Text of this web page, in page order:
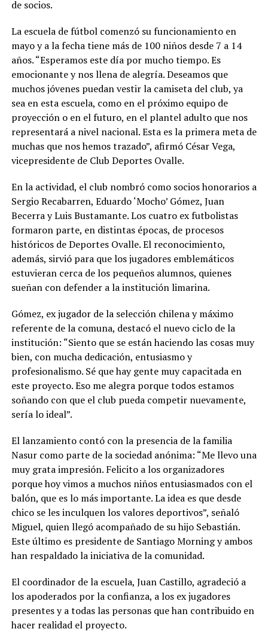
de socios.
La escuela de fútbol comenzó su funcionamiento en
mayo y a la fecha tiene más de 100 niños desde 7 a 14
años. “Esperamos este día por mucho tiempo. Es
emocionante y nos llena de alegría. Deseamos que
muchos jóvenes puedan vestir la camiseta del club, ya
sea en esta escuela, como en el próximo equipo de
proyección o en el futuro, en el plantel adulto que nos
representará a nivel nacional. Esta es la primera meta de
muchas que nos hemos trazado”, afirmó César Vega,
vicepresidente de Club Deportes Ovalle.
En la actividad, el club nombró como socios honorarios a
Sergio Recabarren, Eduardo ‘Mocho’ Gómez, Juan
Becerra y Luis Bustamante. Los cuatro ex futbolistas
formaron parte, en distintas épocas, de procesos
históricos de Deportes Ovalle. El reconocimiento,
además, sirvió para que los jugadores emblemáticos
estuvieran cerca de los pequeños alumnos, quienes
sueñan con defender a la institución limarina.
Gómez, ex jugador de la selección chilena y máximo
referente de la comuna, destacó el nuevo ciclo de la
institución: “Siento que se están haciendo las cosas muy
bien, con mucha dedicación, entusiasmo y
profesionalismo. Sé que hay gente muy capacitada en
este proyecto. Eso me alegra porque todos estamos
soñando con que el club pueda competir nuevamente,
sería lo ideal”.
El lanzamiento contó con la presencia de la familia
Nasur como parte de la sociedad anónima: “Me llevo una
muy grata impresión. Felicito a los organizadores
porque hoy vimos a muchos niños entusiasmados con el
balón, que es lo más importante. La idea es que desde
chico se les inculquen los valores deportivos”, señaló
Miguel, quien llegó acompañado de su hijo Sebastián.
Este último es presidente de Santiago Morning y ambos
han respaldado la iniciativa de la comunidad.
El coordinador de la escuela, Juan Castillo, agradeció a
los apoderados por la confianza, a los ex jugadores
presentes y a todas las personas que han contribuido en
hacer realidad el proyecto.